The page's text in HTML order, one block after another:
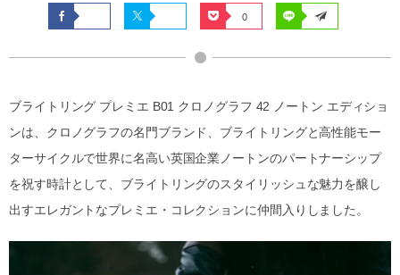
0
ブライトリング プレミエ B01 クロノグラフ 42 ノートン エディショ
ンは、クロノグラフの名門ブランド、ブライトリングと高性能モー
ターサイクルで世界に名高い英国企業ノートンのパートナーシップ
を祝す時計として、ブライトリングのスタイリッシュな魅力を醸し
出すエレガントなプレミエ・コレクションに仲間入りしました。